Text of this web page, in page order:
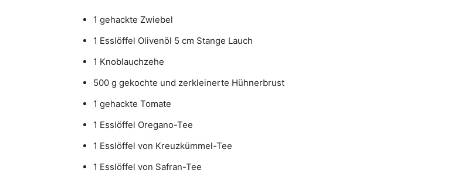
1 gehackte Zwiebel
1 Esslöffel Olivenöl 5 cm Stange Lauch
1 Knoblauchzehe
500 g gekochte und zerkleinerte Hühnerbrust
1 gehackte Tomate
1 Esslöffel Oregano-Tee
1 Esslöffel von Kreuzkümmel-Tee
1 Esslöffel von Safran-Tee